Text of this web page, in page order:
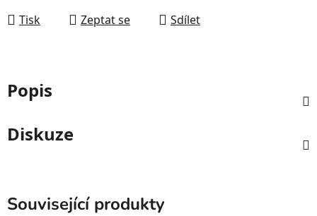
Tisk Zeptat se Sdílet
Popis
Diskuze
Související produkty